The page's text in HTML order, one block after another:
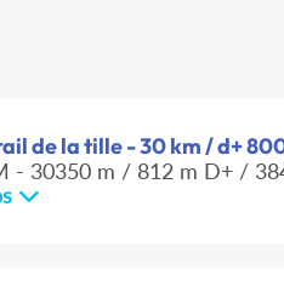
de la tille - 30 km / d+
- 30350 m / 812 m D+ /